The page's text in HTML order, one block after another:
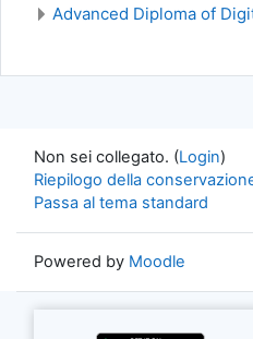
Advanced Diploma of
Non sei collegato. (Login)
Riepilogo della
Passa al tema standard
Powered by Moodle